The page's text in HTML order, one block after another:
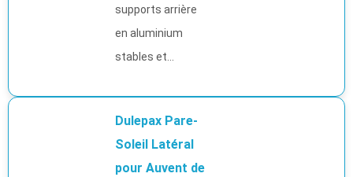
supports arrière
en aluminium
stables et...
Dulepax Pare-
Soleil Latéral
pour Auvent de